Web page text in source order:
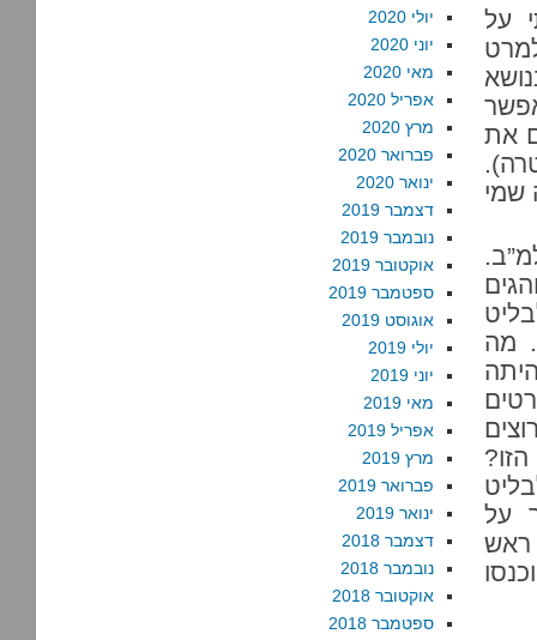
על
את
שמי
מה
על
יולי 2020
יוני 2020
מאי 2020
אפריל 2020
מרץ 2020
פברואר 2020
ינואר 2020
דצמבר 2019
נובמבר 2019
אוקטובר 2019
ספטמבר 2019
אוגוסט 2019
יולי 2019
יוני 2019
מאי 2019
אפריל 2019
מרץ 2019
פברואר 2019
ינואר 2019
דצמבר 2018
נובמבר 2018
אוקטובר 2018
ספטמבר 2018